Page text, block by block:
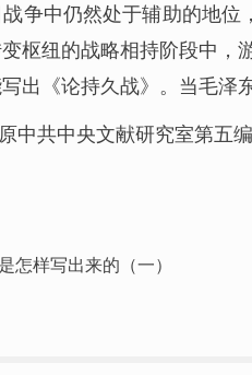
争中仍然处于辅助的地
枢纽的战略相持阶段中，
出《论持久战》。当毛泽
中共中央文献研究室第五
怎样写出来的（一）